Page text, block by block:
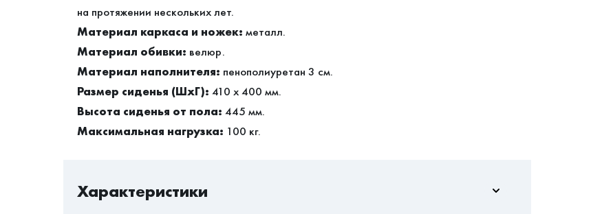
на протяжении нескольких лет.
Материал каркаса и ножек: металл.
Материал обивки: велюр.
Материал наполнителя: пенополиуретан 3 см.
Размер сиденья (ШхГ): 410 х 400 мм.
Высота сиденья от пола: 445 мм.
Максимальная нагрузка: 100 кг.
Характеристики